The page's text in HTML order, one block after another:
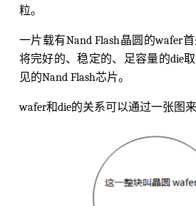
粒。
一片载有Nand Flash晶圆的wafer
将完好的、稳定的、足容量的die
见的Nand Flash芯片。
wafer和die的关系可以通过一张图来